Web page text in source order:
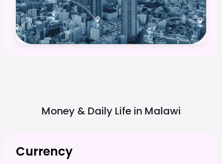
Money & Daily Life in Malawi
Currency